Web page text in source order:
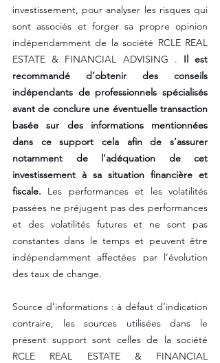
investissement, pour analyser les risques qui
sont associés et forger sa propre opinion
indépendamment de la société RCLE REAL
ESTATE & FINANCIAL ADVISING . Il est
recommandé d’obtenir des conseils
indépendants de professionnels spécialisés
avant de conclure une éventuelle transaction
basée sur des informations mentionnées
dans ce support cela afin de s’assurer
notamment de l’adéquation de cet
investissement à sa situation financière et
fiscale. Les performances et les volatilités
passées ne préjugent pas des performances
et des volatilités futures et ne sont pas
constantes dans le temps et peuvent être
indépendamment affectées par l’évolution
des taux de change.
Source d’informations : à défaut d’indication
contraire, les sources utilisées dans le
présent support sont celles de la société
RCLE REAL ESTATE & FINANCIAL